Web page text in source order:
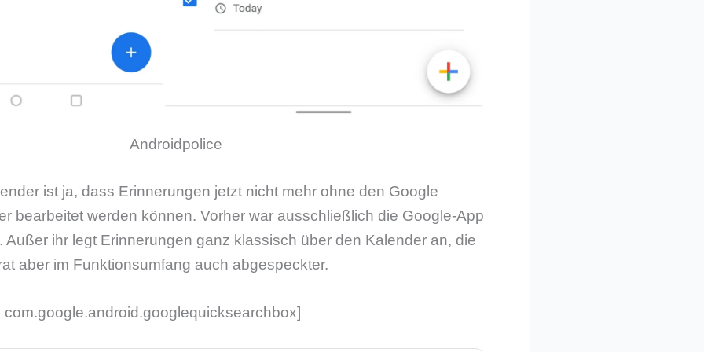
Androidpolice
ist ja, dass Erinnerungen jetzt nicht mehr ohne den Google
bearbeitet werden können. Vorher war ausschließlich die Google-App
Außer ihr legt Erinnerungen ganz klassisch über den Kalender an, die
aber im Funktionsumfang auch abgespeckter.